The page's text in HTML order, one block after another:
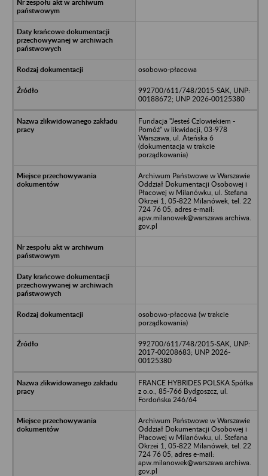
osobowo-płacowa
992700/611/748/2015-SAK, UNP:
00188672; UNP 2026-00125380
Fundacja "Jesteś Czlowiekiem -
Pomóż" w likwidacji, 03-978
Warszawa, ul. Ateńska 6
(dokumentacja w trakcie
porządkowania)
Archiwum Państwowe w Warszawie
Oddział Dokumentacji Osobowej i
Płacowej w Milanówku, ul. Stefana
Okrzei 1, 05-822 Milanówek, tel. 22
724 76 05, adres e-mail:
apw.milanowek@warszawa.archiwa.
gov.pl
osobowo-płacowa (w trakcie
porządkowania)
992700/611/748/2015-SAK, UNP:
2017-00208683; UNP 2026-
00125380
FRANCE HYBRIDES POLSKA Spółka
z o.o., 85-766 Bydgoszcz, ul.
Fordońska 246/64
Archiwum Państwowe w Warszawie
Oddział Dokumentacji Osobowej i
Płacowej w Milanówku, ul. Stefana
Okrzei 1, 05-822 Milanówek, tel. 22
724 76 05, adres e-mail:
apw.milanowek@warszawa.archiwa.
gov.pl